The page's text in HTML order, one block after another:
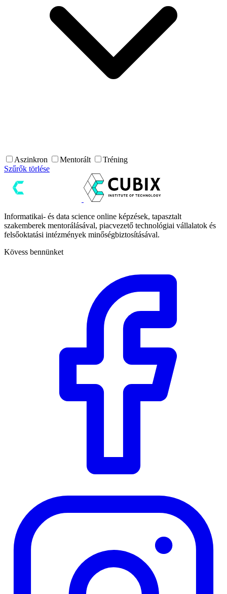
Aszinkron Mentorált
Tréning
Szűrők törlése
Informatikai- és data science online képzések, tapasztalt
szakemberek mentorálásával, piacvezető technológiai vállalatok és
felsőoktatási intézmények minőségbiztosításával.
Kövess bennünket